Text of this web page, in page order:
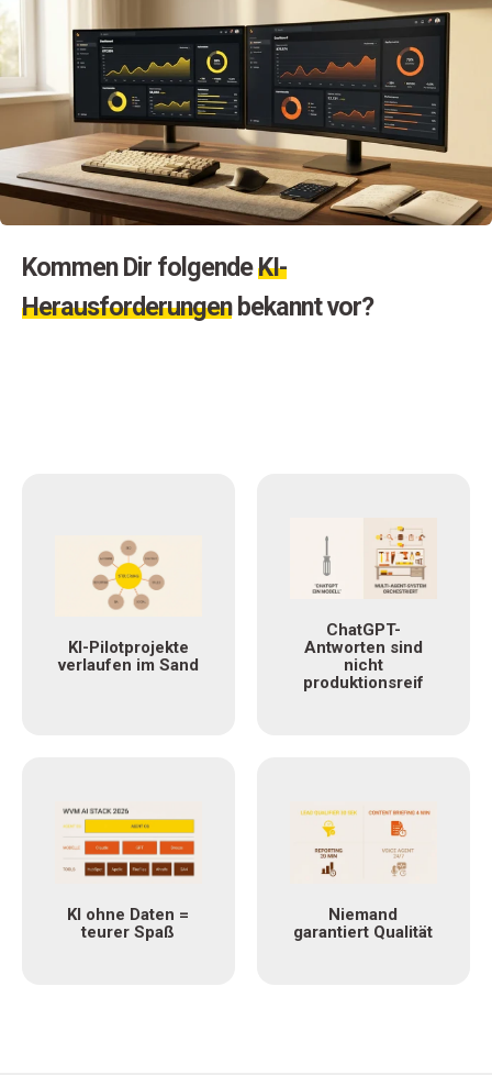
Kommen Dir folgendeKI-
Herausforderungenbekannt vor?
KI-Pilotprojekte
verlaufen im Sand
ChatGPT-
Antworten sind
nicht
produktionsreif
KI ohne Daten =
teurer Spaß
Niemand
garantiert Qualität